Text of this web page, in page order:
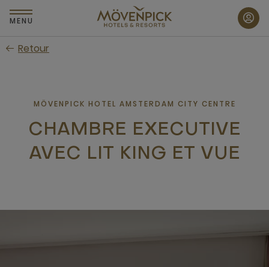
Passer
au
principal
MENU
Retour
MÖVENPICK HOTEL AMSTERDAM CITY CENTRE
CHAMBRE EXECUTIVE
AVEC LIT KING ET VUE